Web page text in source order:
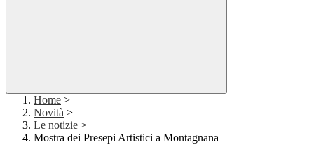
Home >
Novità >
Le notizie >
Mostra dei Presepi Artistici a Montagnana